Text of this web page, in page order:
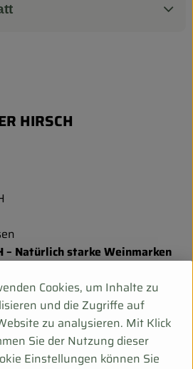
HIRSCH
– Natürlich starke Weinmarken
oder bei der Arbeit im elterlichen
für Wein hat uns früh
wir 2009 mit „ACHT GRAD“, der
Bioweinschorle in der Flasche.
noch während unseres
Cookies, um Inhalte zu
und die Zugriffe auf
zu analysieren. Mit Klick
Sie der Nutzung dieser
Einstellungen können Sie